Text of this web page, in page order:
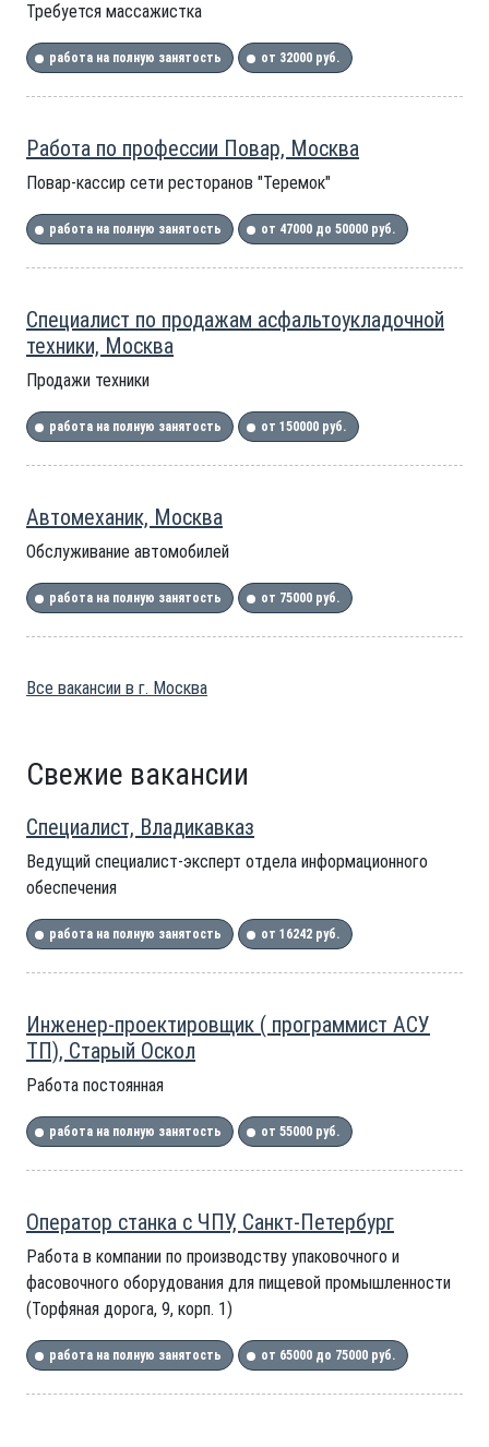
Требуется массажистка
работа на полную занятость от 32000 руб.
Работа по профессии Повар, Москва
Повар-кассир сети ресторанов "Теремок"
работа на полную занятость от 47000 до 50000 руб.
Специалист по продажам асфальтоукладочной
техники, Москва
Продажи техники
работа на полную занятость от 150000 руб.
Автомеханик, Москва
Обслуживание автомобилей
работа на полную занятость от 75000 руб.
Все вакансии в г. Москва
Свежие вакансии
Специалист, Владикавказ
Ведущий специалист-эксперт отдела информационного
обеспечения
работа на полную занятость от 16242 руб.
Инженер-проектировщик ( программист АСУ
ТП), Старый Оскол
Работа постоянная
работа на полную занятость от 55000 руб.
Оператор станка с ЧПУ, Санкт-Петербург
Работа в компании по производству упаковочного и
фасовочного оборудования для пищевой промышленности
(Торфяная дорога, 9, корп. 1)
работа на полную занятость от 65000 до 75000 руб.